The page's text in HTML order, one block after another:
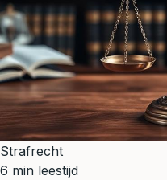
Strafrecht
6 min leestijd